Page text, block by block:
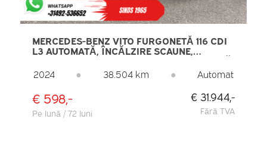
MERCEDES-BENZ VITO FURGONETĂ 116 CDI
L3 AUTOMATĂ, ÎNCĂLZIRE SCAUNE,
DE MARȘARIER, UȘI CU DESCHIDERE LA
270°, SISTEM DE NAVIGAȚIE, CRUISE
2024 ● 38.504 km ● Automat
€ 598,-
Pe lună / 72 luni
€ 31.944,-
Fără TVA